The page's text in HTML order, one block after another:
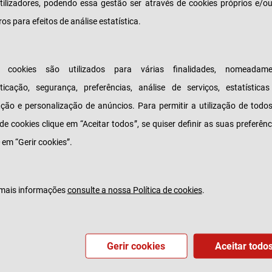
Técnico, que teve como finalidade a construção
participou pela primeira vez, em 2017, na
"Mónaco Solar & Electric Boat Challenge",
importantes lugares nos diferentes desafios.
objetivos são mais ambiciosos e decorrem das
técnicas em que a equipa tem trabalhado
A Tranquilidade volta a oferecer todos os
relevo às áreas de Educação e Inovação na sua
a Tranquilidade apoia novamente este
podendo essa gestão ser através de cookies próprios e/
para efeitos de análise estatística.
cookies são utilizados para várias finalidades,
segurança, preferências, análise de serviços,
e personalização de anúncios. Para permitir a utilização de
cookies clique em “Aceitar todos”, se quiser definir as suas
“Gerir cookies”.
informaçõesconsulte a nossa Política de cookies.
Gerir cookies Aceitar